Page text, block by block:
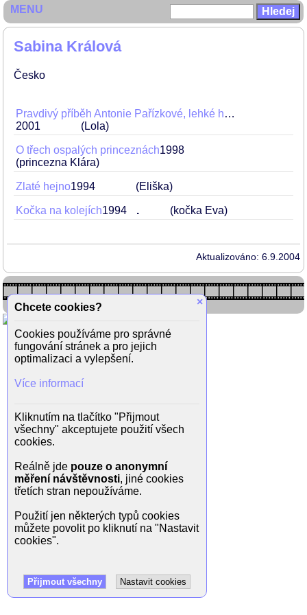
Sabina Králová
Česko
Pravdivý příběh Antonie Pařízkové, lehké holky s dobrým srdcem
2001
(Lola)
O třech ospalých princeznách1998
(princezna Klára)
Zlaté hejno1994 (Eliška)
Kočka na kolejích1994 . (kočka Eva)
Aktualizováno: 6.9.2004
MENU
×
Chcete cookies?
Cookies používáme pro správné
fungování stránek a pro jejich
optimalizaci a vylepšení.
Více informací
Kliknutím na tlačítko "Přijmout
všechny" akceptujete použití všech
cookies.
Reálně jde pouze o anonymní
měření návštěvnosti, jiné cookies
třetích stran nepoužíváme.
Použití jen některých typů cookies
můžete povolit po kliknutí na "Nastavit
cookies".
Přijmout všechny Nastavit cookies